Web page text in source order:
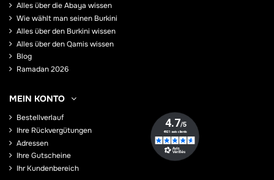
Alles über die Abaya wissen
Wie wählt man seinen Burkini
Alles über den Burkini wissen
Alles über den Qamis wissen
Blog
Ramadan 2026
MEIN KONTO
Bestellverlauf
Ihre Rückvergütungen
Adressen
Ihre Gutscheine
Ihr Kundenbereich